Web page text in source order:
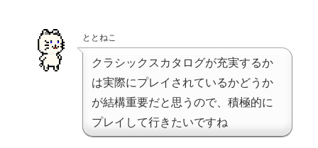
ととねこ
クラシックスカタログが充実するか
は実際にプレイされているかどうか
が結構重要だと思うので、積極的に
プレイして行きたいですね